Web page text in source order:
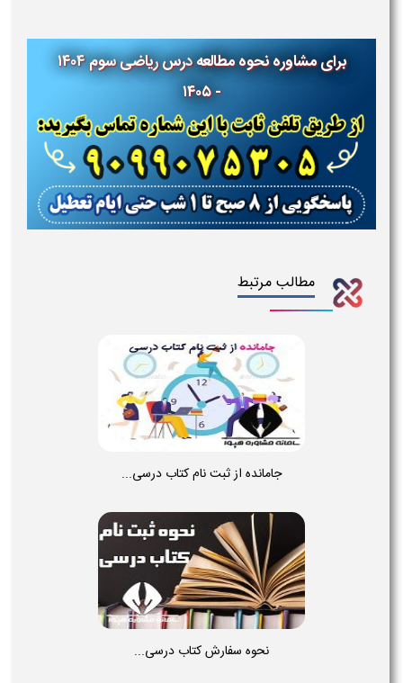
برای مشاوره نحوه مطالعهدرسریاضیسوم۱۴۰۴
- ۱۴۰۵
مطالب مرتبط
جامانده از ثبت نام کتاب درسی...
نحوه سفارش کتاب درسی...